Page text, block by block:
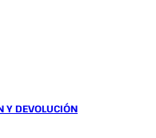
Y DEVOLUCIÓN